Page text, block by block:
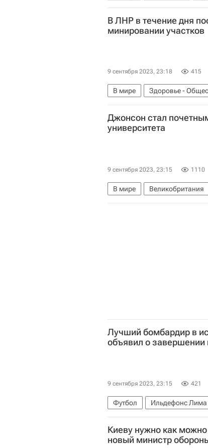
В ЛНР в течение дня
минировании участков
9 сентября 2023, 23:18 415
В мире Здоровье -
Донецкая Народная
Единый день голосования в
Джонсон стал
университета
9 сентября 2023, 23:15 1110
В мире Великобритания
Борис Джонсон
Львов
Лучший бомбардир в
объявил о завершении
9 сентября 2023, 23:15 421
Футбол Ильдефонс Лима
Киеву нужно как
новый министр